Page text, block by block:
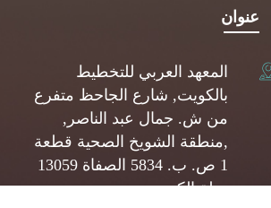
عنوان
المعهد العربي للتخطيط
بالكويت, شارع الجاحظ متفرع
من ش. جمال عبد الناصر,
,منطقة الشويخ الصحية قطعة
1 ص. ب. 5834 الصفاة 13059
دولة الكويت